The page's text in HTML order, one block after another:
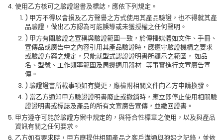
使用乙方核可之驗證證書及標誌，應依下列規定。
) 甲方不得以會損及乙方聲譽之方式使用其產品驗證，也不得就其產
品驗證，做出乙方認為可能誤導或未獲授權之任何聲明。
) 甲方有關驗證之宣稱與驗證範圍一致，於傳播媒體如文件、手冊、
宣傳品或廣告中之內容引用其產品驗證時，應遵守驗證機構之要求
或驗證方案之規定，只能就型式認證證明書所顯示之範圍， 如品
名、型號、工作頻率範圍及周邊適用器材…等事實進行文宣廣告宣
傳。
) 驗證證書所載事項如有變更，應檢附相關文件向乙方申請換發。
) 當乙方通知甲方驗證證明書廢止或撤銷時，應立即停止使用相關驗
證證明書或標誌及產品的所有文宣廣告宣傳，並繳回證書。
甲方遵守可能於驗證方案中規定的，與符合性標章之使用，以及與產品
資訊有關之任何要求。
乙方如有要求時，甲方應提供相關產品之客戶溝通與抱怨之記錄，並依